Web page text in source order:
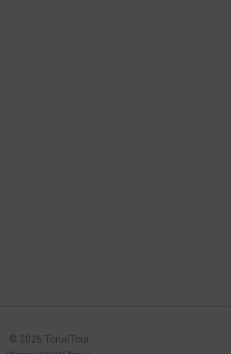
© 2026 ToruńTour